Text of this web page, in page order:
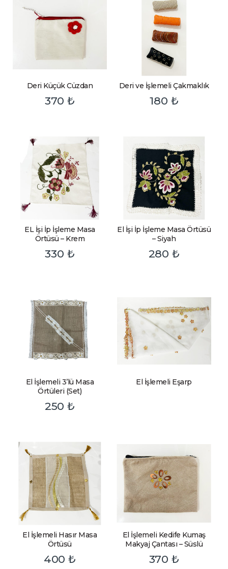
Deri Küçük Cüzdan
370₺
Deri ve İşlemeli Çakmaklık
180 ₺
EL İşi İp İşleme Masa
Örtüsü – Krem
330 ₺
El İşi İp İşleme Masa Örtüsü
– Siyah
280 ₺
El İşlemeli 3’lü Masa
Örtüleri (Set)
250₺
El İşlemeli Eşarp
El İşlemeli Hasır Masa
Örtüsü
400₺
El İşlemeli Kedife Kumaş
Makyaj Çantası – Süslü
370 ₺